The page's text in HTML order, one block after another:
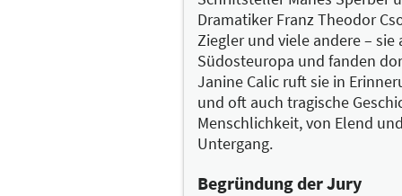
Verhältnis zur
nicht, was das soll“. Und
fremd.
In solchen Passagen
zwanzigsten Jahrhunderts
Menschen heranzuziehen,
staunt man darüber, mit
Strömungen der Zeit.
Dramatiker Franz Theodor
Ziegler und viele andere –
Südosteuropa und fanden
Janine Calic ruft sie in
und oft auch tragische
Menschlichkeit, von Elend
Untergang.
Begründung der Jury